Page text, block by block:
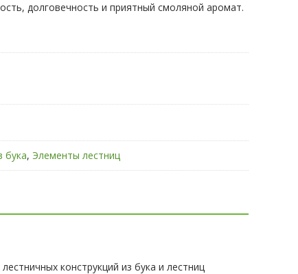
долговечность и приятный смоляной аромат.
бука, Элементы лестниц
конструкций из бука и лестниц